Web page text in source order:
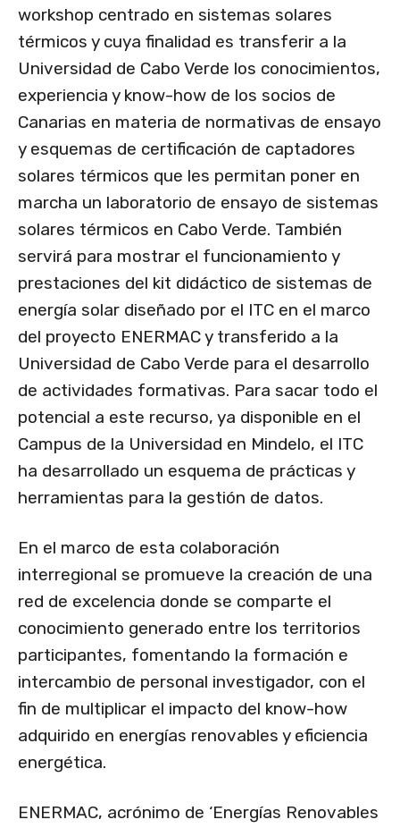
workshop centrado en sistemas solares
térmicos y cuya finalidad es transferir a la
Universidad de Cabo Verde los conocimientos,
experiencia y know-how de los socios de
Canarias en materia de normativas de ensayo
y esquemas de certificación de captadores
solares térmicos que les permitan poner en
marcha un laboratorio de ensayo de sistemas
solares térmicos en Cabo Verde. También
servirá para mostrar el funcionamiento y
prestaciones del kit didáctico de sistemas de
energía solar diseñado por el ITC en el marco
del proyecto ENERMAC y transferido a la
Universidad de Cabo Verde para el desarrollo
de actividades formativas. Para sacar todo el
potencial a este recurso, ya disponible en el
Campus de la Universidad en Mindelo, el ITC
ha desarrollado un esquema de prácticas y
herramientas para la gestión de datos.
En el marco de esta colaboración
interregional se promueve la creación de una
red de excelencia donde se comparte el
conocimiento generado entre los territorios
participantes, fomentando la formación e
intercambio de personal investigador, con el
fin de multiplicar el impacto del know-how
adquirido en energías renovables y eficiencia
energética.
ENERMAC, acrónimo de ‘Energías Renovables